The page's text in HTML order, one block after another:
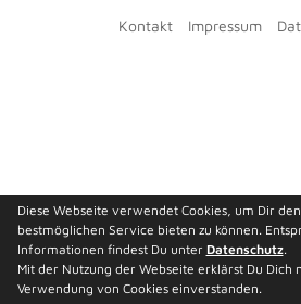
Kontakt Impressum
Diese Webseite verwendet Cookies, um Dir den
bestmöglichen Service bieten zu können.
Informationen findest Du unter Datenschutz.
Mit der Nutzung der Webseite erklärst Du Dich
Verwendung von Cookies einverstanden.